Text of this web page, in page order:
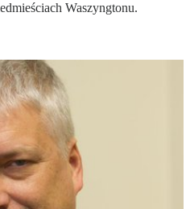
Waszyngtonu.